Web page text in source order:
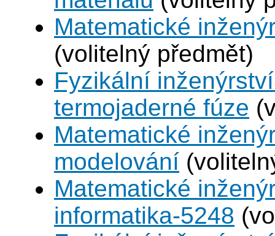
Matematické
(volitelný předmět)
Fyzikální
termojaderné fúze
Matematické
modelování
Matematické
informatika-5248